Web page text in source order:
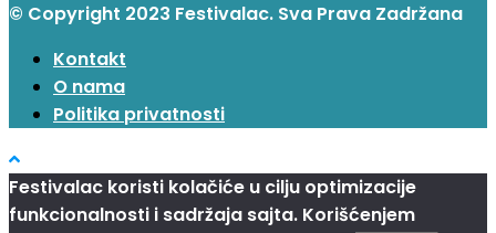
© Copyright 2023 Festivalac. Sva Prava Zadržana
Kontakt
O nama
Politika privatnosti
Festivalac koristi kolačiće u cilju optimizacije
funkcionalnosti i sadržaja sajta. Korišćenjem